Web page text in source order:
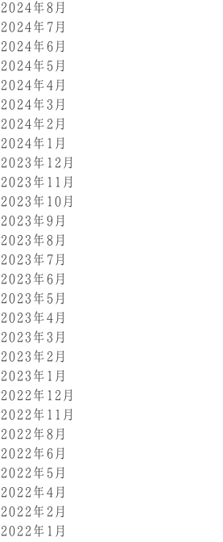
2024年8月
2024年7月
2024年6月
2024年5月
2024年4月
2024年3月
2024年2月
2024年1月
2023年12月
2023年11月
2023年10月
2023年9月
2023年8月
2023年7月
2023年6月
2023年5月
2023年4月
2023年3月
2023年2月
2023年1月
2022年12月
2022年11月
2022年8月
2022年6月
2022年5月
2022年4月
2022年2月
2022年1月